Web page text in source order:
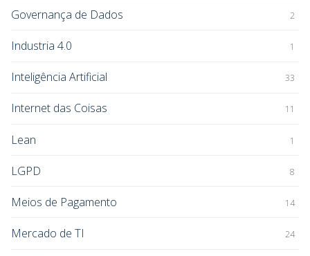
Governança de Dados 2
Industria 4.0 1
Inteligência Artificial 33
Internet das Coisas 11
Lean 1
LGPD 8
Meios de Pagamento 14
Mercado de TI 24